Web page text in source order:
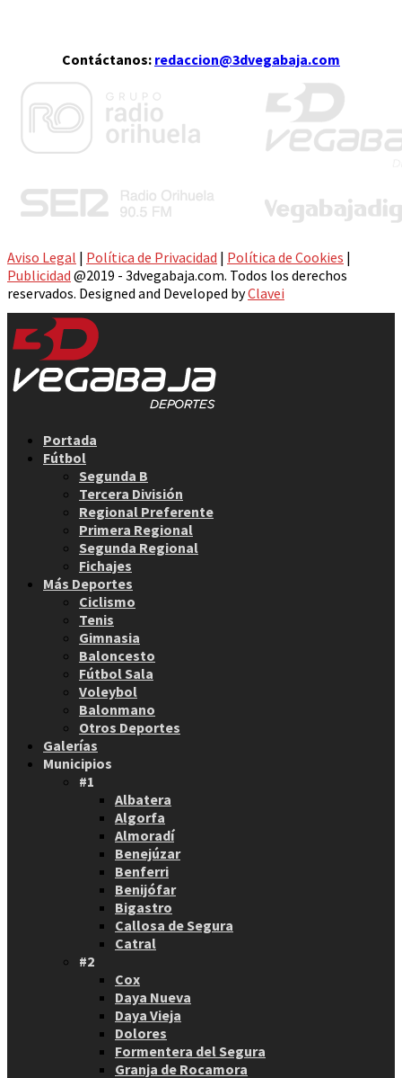
Contáctanos: redaccion@3dvegabaja.com
Aviso Legal | Política de Privacidad | Política de Cookies |
Publicidad @2019 - 3dvegabaja.com. Todos los derechos
reservados. Designed and Developed byClavei
Portada
Fútbol
Segunda B
Tercera División
Regional Preferente
Primera Regional
Segunda Regional
Fichajes
Más Deportes
Ciclismo
Tenis
Gimnasia
Baloncesto
Fútbol Sala
Voleybol
Balonmano
Otros Deportes
Galerías
Municipios
#1
Albatera
Algorfa
Almoradí
Benejúzar
Benferri
Benijófar
Bigastro
Callosa de Segura
Catral
#2
Cox
Daya Nueva
Daya Vieja
Dolores
Formentera del Segura
Granja de Rocamora